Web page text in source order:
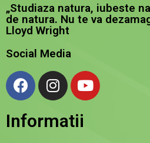
„Studiaza natura, iubeste
de natura. Nu te va
Lloyd Wright
Social Media
Informatii